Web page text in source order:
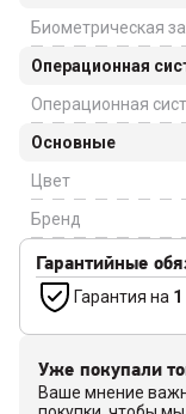
Биометрическая
Операционная
Операционная
Основные
Цвет
Бренд
Гарантийные
Гарантия на
Уже покупали
Ваше мнение